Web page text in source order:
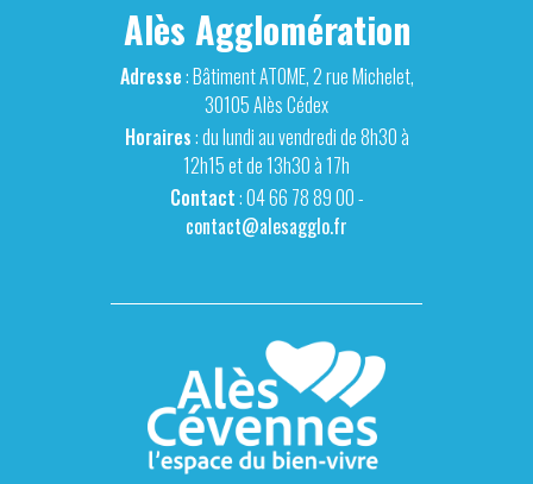
Alès Agglomération
Adresse: Bâtiment ATOME, 2 rue Michelet,
30105 Alès Cédex
Horaires: du lundi au vendredi de 8h30 à
12h15 et de 13h30 à 17h
Contact: 04 66 78 89 00 -
contact@alesagglo.fr